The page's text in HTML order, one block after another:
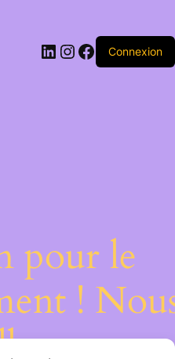
LinkedIn
Instagram
Facebook
Connexion
pour le
!
sur